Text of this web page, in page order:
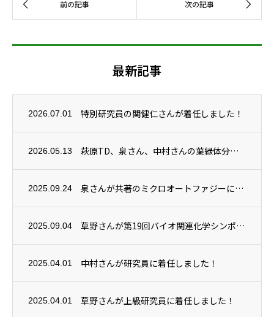
最新記事
2026.07.01 特別研究員の関健仁さんが着任しました！
2026.05.13 萩原TD、泉さん、中村さんの葉緑体分解機構に関する研究成果がPlant Physiol...
2025.09.24 泉さんが共著のミクロオートファジーに関する総説がAutophagy誌に掲載されました。
2025.09.04 草野さんが第19回バイオ関連化学シンポジウムで講演賞を受賞しました！
2025.04.01 中村さんが研究員に着任しました！
2025.04.01 草野さんが上級研究員に着任しました！